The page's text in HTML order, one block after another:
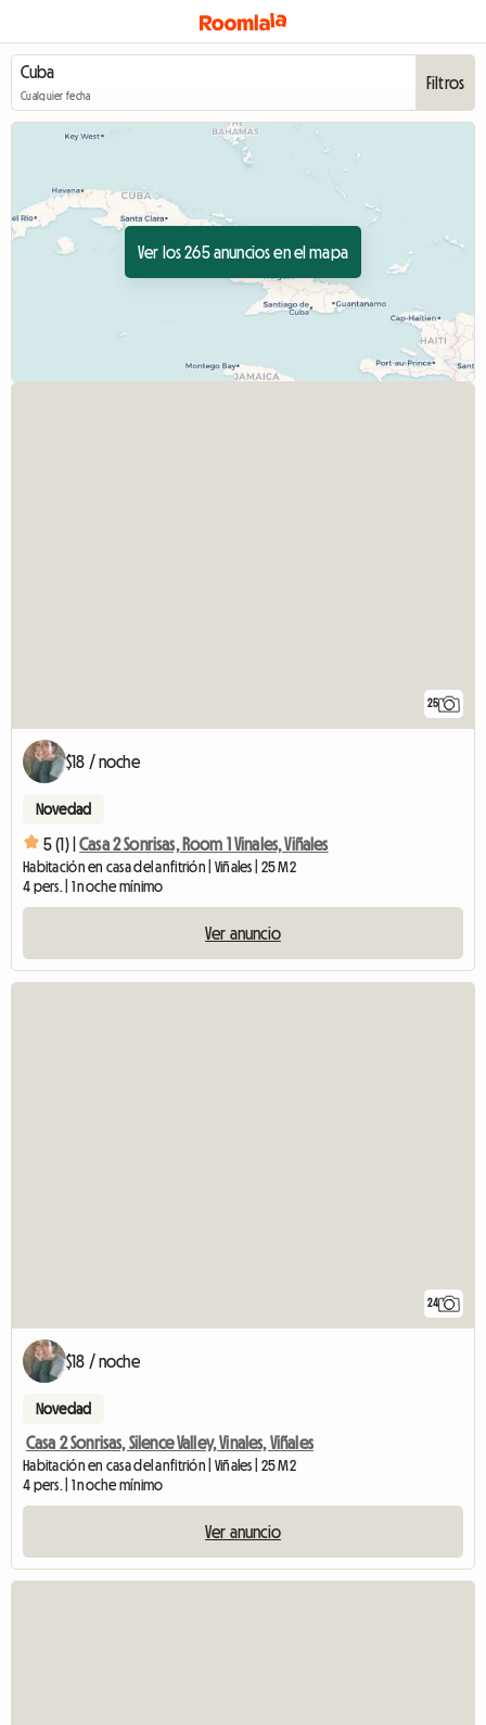
Cualquier fecha
Filtros
Ver los 265 anuncios en el mapa
25
$18 / noche
Novedad
5 (1) | Casa 2 Sonrisas, Room 1 Vinales, Viñales
Habitación en casa del anfitrión | Viñales | 25 M2
4 pers. | 1 noche mínimo
Ver anuncio
24
$18 / noche
Novedad
Casa 2 Sonrisas, Silence Valley, Vinales, Viñales
Habitación en casa del anfitrión | Viñales | 25 M2
4 pers. | 1 noche mínimo
Ver anuncio